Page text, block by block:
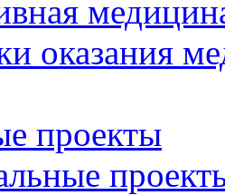
оказания
проекты